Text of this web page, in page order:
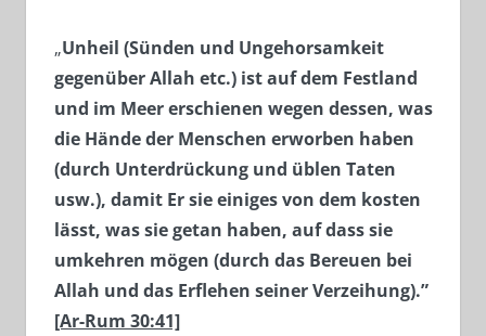
„Unheil (Sünden und Ungehorsamkeit
gegenüber Allah etc.) ist auf dem Festland
und im Meer erschienen wegen dessen, was
die Hände der Menschen erworben haben
(durch Unterdrückung und üblen Taten
usw.), damit Er sie einiges von dem kosten
lässt, was sie getan haben, auf dass sie
umkehren mögen (durch das Bereuen bei
Allah und das Erflehen seiner Verzeihung).”
[Ar-Rum 30:41]